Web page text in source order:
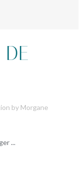
DE
by Morgane
...